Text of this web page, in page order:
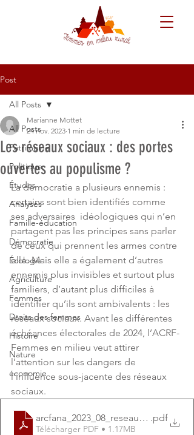
Post
All Posts
Patrimoine
Politique
Études
Analyses
Famille-éducation
Démocratie
Écologie
Agriculture
Femmes
Droits des femmes
Histoire
Nature
économie
All Posts
Les réseaux sociaux : des portes
ouvertes au populisme ?
Marianne Mottet
24 nov. 2023 1 min de lecture
La démocratie a plusieurs ennemis :
certains sont bien identifiés comme
ses adversaires  idéologiques qui n’en
partagent pas les principes sans parler
de ceux qui prennent les armes contre
elle. Mais elle a également d’autres
ennemis plus invisibles et surtout plus
familiers, d’autant plus difficiles à
identifier qu’ils sont ambivalents : les
réseaux sociaux. Avant les différentes
échéances électorales de 2024, l’ACRF-
Femmes en milieu veut attirer
l’attention sur les dangers de
l’influence sous-jacente des réseaux
sociaux.
arcfana_2023_08_reseausociaux_MM
.pdf
Télécharger PDF • 1.17MB